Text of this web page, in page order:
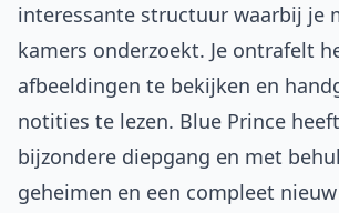
interessante structuur waarbij je
kamers onderzoekt. Je ontrafelt
afbeeldingen te bekijken en
notities te lezen. Blue Prince
bijzondere diepgang en met
geheimen en een compleet